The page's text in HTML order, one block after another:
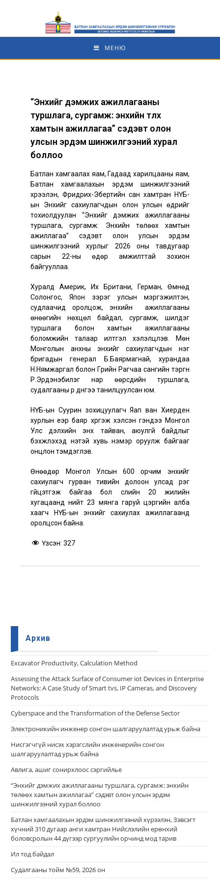
МЕНЮ
“Энхийг дэмжих ажиллагааны
туршлага, сургамж: энхийн төлөөх
хамтын ажиллагаа” сэдэвт олон
улсын эрдэм шинжилгээний хурал
боллоо
Батлан хамгаалах яам, Гадаад харилцааны яам,
Батлан хамгаалахын эрдэм шинжилгээний
хүрээлэн, Фридрих-Эбертийн сан хамтран НҮБ-
ын Энхийг сахиулагчдын олон улсын өдрийг
тохиолдуулан “Энхийг дэмжих ажиллагааны
туршлага, сургамж: Энхийн төлөөх хамтын
ажиллагаа” сэдэвт олон улсын эрдэм
шинжилгээний хурлыг 2026 оны тавдугаар
сарын 22-ны өдөр амжилттай зохион
байгууллаа.
Хуралд Америк, Их Британи, Герман, Өмнөд
Солонгос, Япон зэрэг улсын мэргэжилтэн,
судлаачид оролцож, энхийн ажиллагааны
өнөөгийн нөхцөл байдал, сургамж, шилдэг
туршлага болон хамтын ажиллагааны
боломжийн талаар илтгэл хэлэлцүүлэв. Мөн
Монголын анхны энхийг сахиулагчдын нэг
бригадын генерал Б.Баярмагнай, хурандаа
Н.Нямжаргал болон Гүрийн Рагчаа сангийн тэргүүн
Р.Эрдэнэбилэг нар өөрсдийн туршлага,
судалгааны үр дүнгээ танилцуулсан юм.
НҮБ-ын Суурин зохицуулагч Яап ван Хиерден
хурлын үеэр баяр хүргэж хэлсэн үгэндээ Монгол
Улс дэлхийн энх тайван, аюулгүй байдлыг
бэхжүүлэхэд үнэтэй хувь нэмэр оруулж байгааг
онцлон тэмдэглэв.
Өнөөдөр Монгол Улсын 600 орчим энхийг
сахиулагч гурван тивийн долоон улсад үүрэг
гүйцэтгэж байгаа бол сүүлийн 20 жилийн
хугацаанд нийт 23 мянга гаруй цэргийн алба
хаагч НҮБ-ын энхийг сахиулах ажиллагаанд
оролцcон байна.
Үзсэн: 327
Архив
Еxcavator Productivity, Calculation Method
Assessing the Attack Surface of Consumer iot Devices in Enterprise
Networks: A Case Study of Smart tvs, IP Cameras, and Discovery
Protocols
Cyberspace and the Transformation of the Defense Sector
Электроникийн инженер сонгон шалгаруулалтад урьж байна
Нисгэгчгүй нисэх хэрэгслийн инженерийн сонгон
шалгаруулалтад урьж байна
Авлига, ашиг сонирхлоос сэргийлье
“Энхийг дэмжих ажиллагааны туршлага, сургамж: энхийн
төлөөх хамтын ажиллагаа” сэдэвт олон улсын эрдэм
шинжилгээний хурал боллоо
Батлан хамгаалахын эрдэм шинжилгээний хүрээлэн, Зэвсэгт
хүчний 310 дугаар анги хамтран Нийслэлийн ерөнхий
боловсролын 44 дүгээр сургуулийн орчинд мод тарив
Ил тод байдал
Судалгааны тойм №59, 2026 он